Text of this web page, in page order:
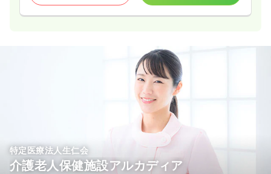
特定医療法人生仁会
介護老人保健施設アルカディア